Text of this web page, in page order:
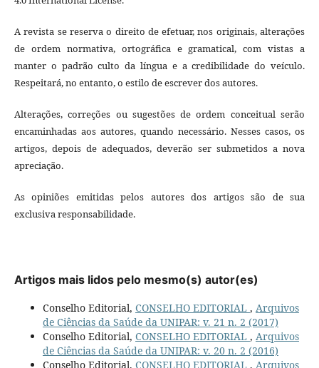
A revista se reserva o direito de efetuar, nos originais, alterações
de ordem normativa, ortográfica e gramatical, com vistas a
manter o padrão culto da língua e a credibilidade do veículo.
Respeitará, no entanto, o estilo de escrever dos autores.
Alterações, correções ou sugestões de ordem conceitual serão
encaminhadas aos autores, quando necessário. Nesses casos, os
artigos, depois de adequados, deverão ser submetidos a nova
apreciação.
As opiniões emitidas pelos autores dos artigos são de sua
exclusiva responsabilidade.
Artigos mais lidos pelo mesmo(s) autor(es)
Conselho Editorial, CONSELHO EDITORIAL , Arquivos
de Ciências da Saúde da UNIPAR: v. 21 n. 2 (2017)
Conselho Editorial, CONSELHO EDITORIAL , Arquivos
de Ciências da Saúde da UNIPAR: v. 20 n. 2 (2016)
Conselho Editorial, CONSELHO EDITORIAL , Arquivos